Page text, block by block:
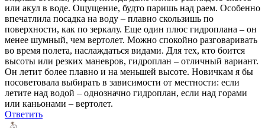
или акул в воде. Ощущение, будто паришь над раем. Особенно
впечатлила посадка на воду – плавно скользишь по
поверхности, как по зеркалу. Еще один плюс гидроплана – он
менее шумный, чем вертолет. Можно спокойно разговаривать
во время полета, наслаждаться видами. Для тех, кто боится
высоты или резких маневров, гидроплан – отличный вариант.
Он летит более плавно и на меньшей высоте. Новичкам я бы
посоветовала выбирать в зависимости от местности: если
летите над водой – однозначно гидроплан, если над горами
или каньонами – вертолет.
Ответить